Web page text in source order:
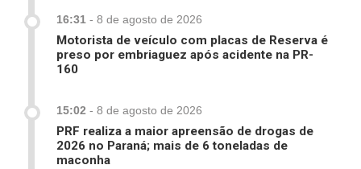
16:31 - 8 de agosto de 2026
Motorista de veículo com placas de Reserva é
preso por embriaguez após acidente na PR-
160
15:02 - 8 de agosto de 2026
PRF realiza a maior apreensão de drogas de
2026 no Paraná; mais de 6 toneladas de
maconha